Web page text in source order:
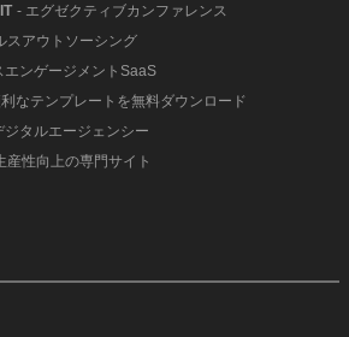
- エグゼクティブカンファレンス
スアウトソーシング
エンゲージメントSaaS
なテンプレートを無料ダウンロード
タルエージェンシー
産性向上の専門サイト